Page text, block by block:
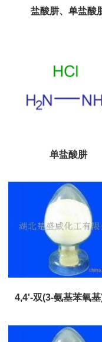
盐酸肼、单盐酸
单盐酸肼
4,4'-双(3-氨基苯氧